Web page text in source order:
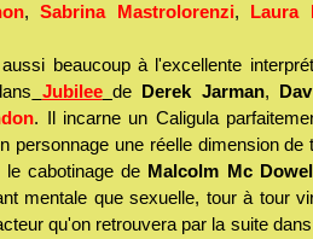
, Sabrina Mastrolorenzi, Laura
beaucoup à l'excellente
Jubilee de Derek Jarman,
. Il incarne un Caligula
personnage une réelle dimension de
le cabotinage de Malcolm Mc
mentale que sexuelle, tour à tour
qu'on retrouvera par la suite